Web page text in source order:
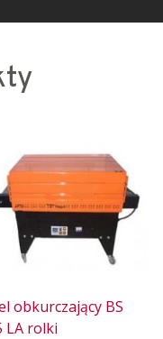
obkurczający BS
LA rolki